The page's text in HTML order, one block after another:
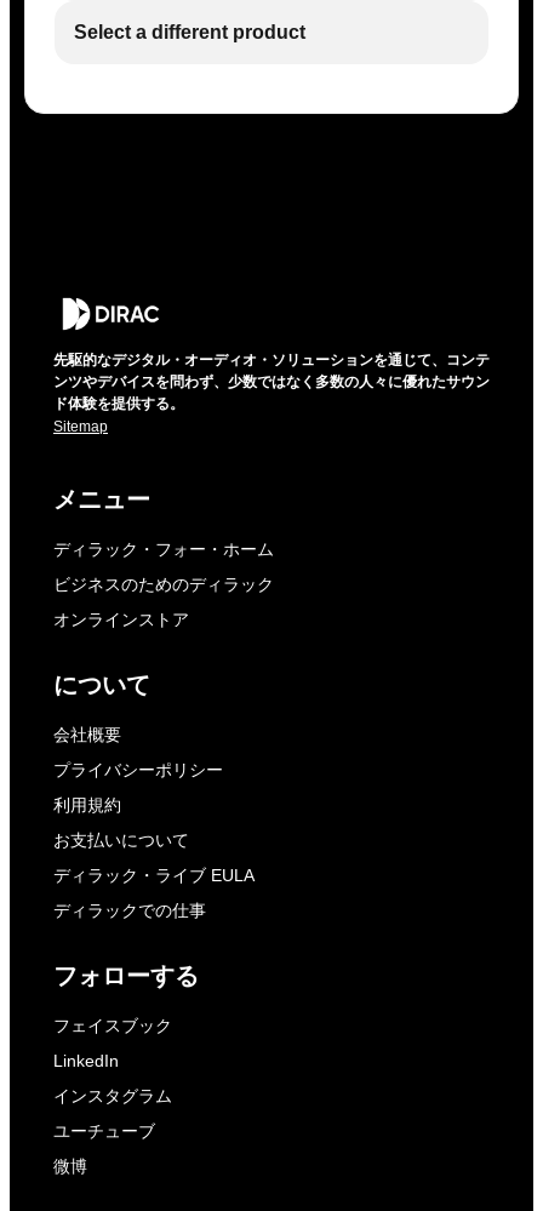
Select a different product
先駆的なデジタル・オーディオ・ソリューションを通じて、コンテ
ンツやデバイスを問わず、少数ではなく多数の人々に優れたサウン
ド体験を提供する。
Sitemap
メニュー
ディラック・フォー・ホーム
ビジネスのためのディラック
オンラインストア
について
会社概要
プライバシーポリシー
利用規約
お支払いについて
ディラック・ライブ EULA
ディラックでの仕事
フォローする
フェイスブック
LinkedIn
インスタグラム
ユーチューブ
微博